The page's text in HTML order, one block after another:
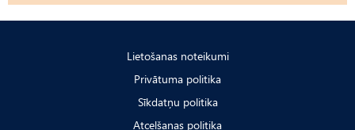
Lietošanas noteikumi
Privātuma politika
Sīkdatņu politika
Atcelšanas politika